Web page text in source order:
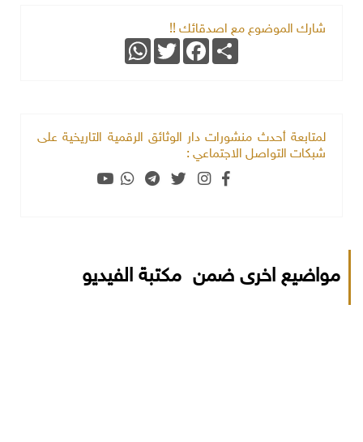
شارك الموضوع مع اصدقائك !!
Share
Facebook
Twitter
WhatsApp
لمتابعة أحدث منشورات دار الوثائق الرقمية التاريخية على
شبكات التواصل الاجتماعي :
مواضيع اخرى ضمن مكتبة الفيديو